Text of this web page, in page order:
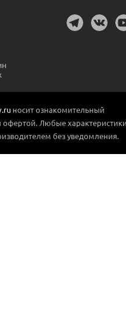
носит ознакомительный
офертой. Любые
без уведомления.